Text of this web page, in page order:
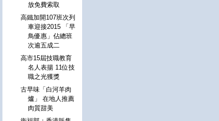
放免費索取
高鐵加開107班次列
車迎接2015 「早
鳥優惠」佔總班
次逾五成二
高市15屆技職教育
名人表揚 11位技
職之光獲獎
古早味「白河羊肉
爐」 在地人推薦
肉質甜美